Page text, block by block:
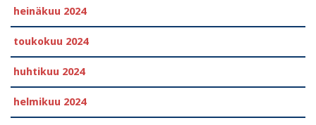
heinäkuu 2024
toukokuu 2024
huhtikuu 2024
helmikuu 2024